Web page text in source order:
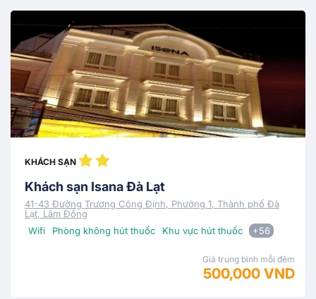
KHÁCH SẠN
Khách sạn Isana Đà Lạt
41-43 Đường Trương Công Định, Phường 1, Thành phố Đà
Lạt, Lâm Đồng
Wifi
Phòng không hút thuốc Khu vực hút thuốc +56
Giá trung bình mỗi đêm
500,000 VND